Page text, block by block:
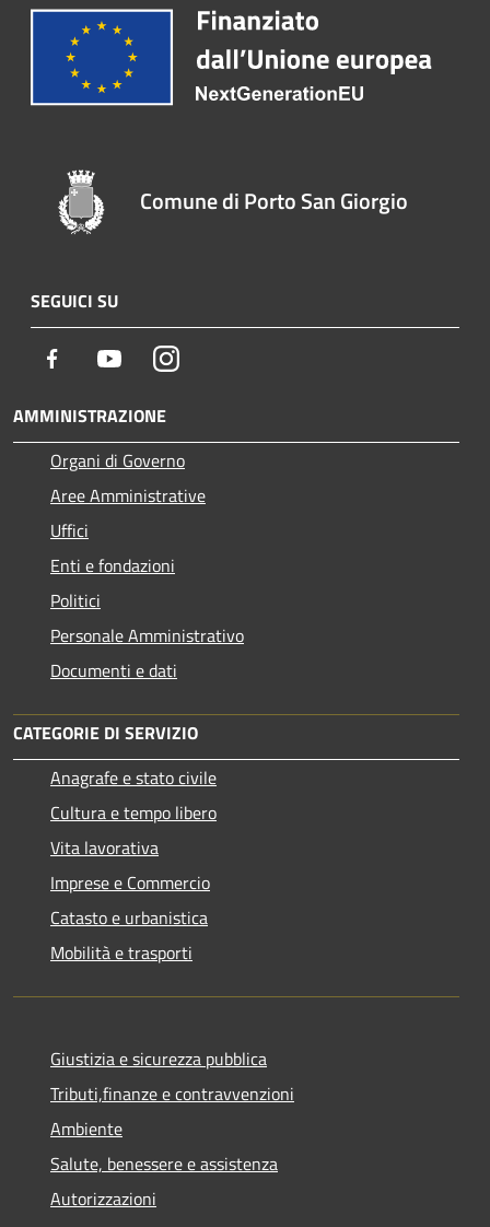
Comune di Porto San Giorgio
SEGUICI SU
Facebook YoutubeInstagram
AMMINISTRAZIONE
Organi di Governo
Aree Amministrative
Uffici
Enti e fondazioni
Politici
Personale Amministrativo
Documenti e dati
CATEGORIE DI SERVIZIO
Anagrafe e stato civile
Cultura e tempo libero
Vita lavorativa
Imprese e Commercio
Catasto e urbanistica
Mobilità e trasporti
Giustizia e sicurezza pubblica
Tributi,finanze e contravvenzioni
Ambiente
Salute, benessere e assistenza
Autorizzazioni